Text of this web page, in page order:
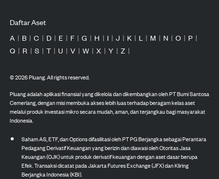
Daftar Aset
A | B | C | D | E | F | G | H | I | J | K | L | M | N | O | P |
Q | R | S | T | U | V | W | X | Y | Z |
©2026Pluang. All rights reserved.
Pluang adalah aplikasi finansial yang dikelola dan dikembangkan oleh PT Bumi Santosa
Cemerlang, dengan misi membuka akses lebih luas terhadap beragam kelas aset
melalui produk investasi mikro secara mudah, aman, dan terjangkau bagi masyarakat
Indonesia.
Saham AS, ETF, dan Options difasilitasi oleh PT PG Berjangka sebagai Perantara
Pedagang Derivatif Keuangan yang berizin dan diawasi oleh Otoritas Jasa
Keuangan (OJK) untuk produk derivatif keuangan dengan aset dasar berupa
Efek. Transaksi dicatat pada Jakarta Futures Exchange (JFX) dan Kliring
Berjangka Indonesia (KBI).